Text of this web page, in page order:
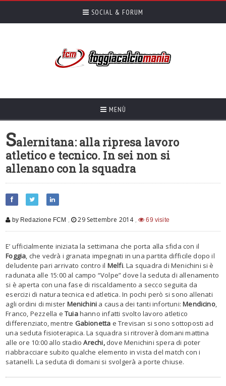
SOCIAL & FORUM
MENÙ
Salernitana: alla ripresa lavoro
atletico e tecnico. In sei non si
allenano con la squadra
by Redazione FCM , 29 Settembre 2014 , 69 visite
E’ ufficialmente iniziata la settimana che porta alla sfida con il
Foggia, che vedrà i granata impegnati in una partita difficile dopo il
deludente pari arrivato contro il Melfi. La squadra di Menichini si è
radunata alle 15:00 al campo “Volpe” dove la seduta di allenamento
si è aperta con una fase di riscaldamento a secco seguita da
esercizi di natura tecnica ed atletica. In pochi però si sono allenati
agli ordini di mister Menichini a causa dei tanti infortuni:Mendicino,
Franco, Pezzella e Tuiahanno infatti svolto lavoro atletico
differenziato, mentre Gabionetta e Trevisan si sono sottoposti ad
una seduta fisioterapica. La squadra si ritroverà domani mattina
alle ore 10:00 allo stadioArechi,dove Menichini spera di poter
riabbracciare subito qualche elemento in vista del match con i
satanelli. La seduta di domani si svolgerà a porte chiuse.